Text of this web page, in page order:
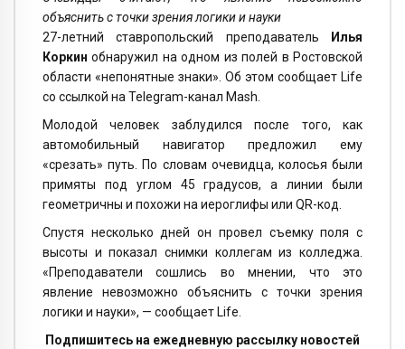
объяснить с точки зрения логики и науки
27-летний ставропольский преподаватель
Илья
Коркин обнаружил на одном из полей в Ростовской
области «непонятные знаки». Об этом сообщает Life
со ссылкой на Telegram-канал Mash.
Молодой человек заблудился после того, как
автомобильный навигатор предложил ему
«срезать» путь. По словам очевидца, колосья были
примяты под углом 45 градусов, а линии были
геометричны и похожи на иероглифы или QR-код.
Спустя несколько дней он провел съемку поля с
высоты и показал снимки коллегам из колледжа.
«Преподаватели сошлись во мнении, что это
явление невозможно объяснить с точки зрения
логики и науки», — сообщает Life.
Подпишитесь на ежедневную рассылку новостей